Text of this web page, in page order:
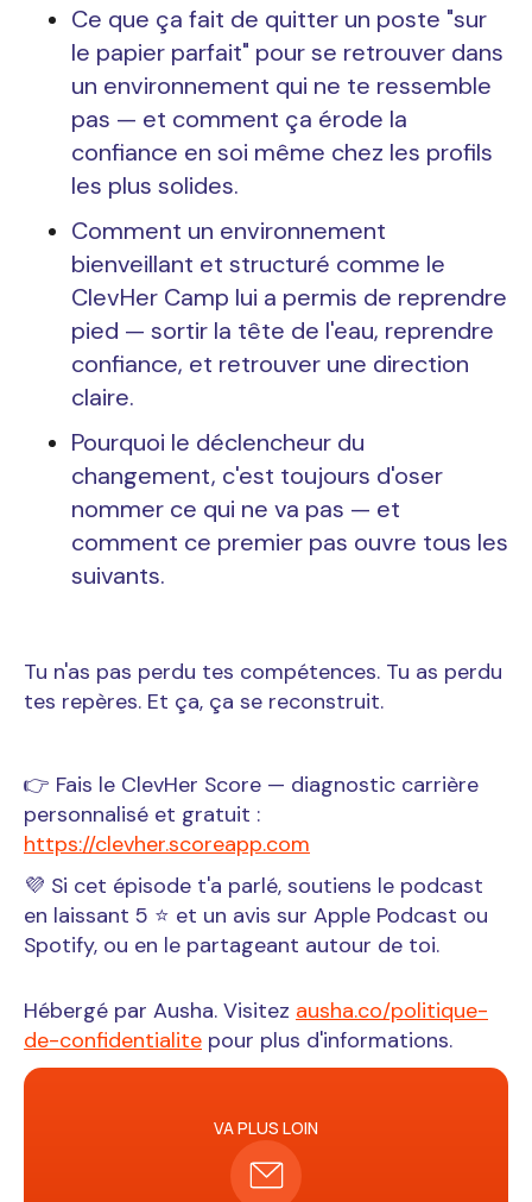
Ce que ça fait de quitter un poste "sur
le papier parfait" pour se retrouver dans
un environnement qui ne te ressemble
pas — et comment ça érode la
confiance en soi même chez les profils
les plus solides.
Comment un environnement
bienveillant et structuré comme le
ClevHer Camp lui a permis de reprendre
pied — sortir la tête de l'eau, reprendre
confiance, et retrouver une direction
claire.
Pourquoi le déclencheur du
changement, c'est toujours d'oser
nommer ce qui ne va pas — et
comment ce premier pas ouvre tous les
suivants.
Tu n'as pas perdu tes compétences. Tu as perdu
tes repères. Et ça, ça se reconstruit.
👉 Fais le ClevHer Score — diagnostic carrière
personnalisé et gratuit :
https://clevher.scoreapp.com
💜 Si cet épisode t'a parlé, soutiens le podcast
en laissant 5 ⭐ et un avis sur Apple Podcast ou
Spotify, ou en le partageant autour de toi.
Hébergé par Ausha. Visitez ausha.co/politique-
de-confidentialite pour plus d'informations.
VA PLUS LOIN